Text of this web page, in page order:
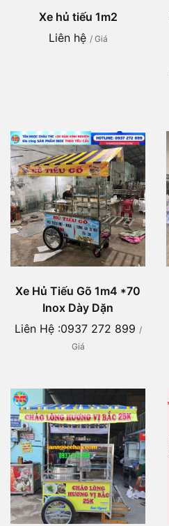
Xe hủ tiếu 1m2
Liên hệ / Giá
Xe Hủ Tiếu Gõ 1m4 *70
Inox Dày Dặn
Liên Hệ :0937 272 899 /
Giá